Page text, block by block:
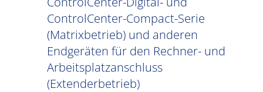
ControlCenter-Compact-Serie
(Matrixbetrieb) und anderen
Endgeräten für den Rechner- und
Arbeitsplatzanschluss
(Extenderbetrieb)